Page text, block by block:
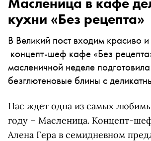
кухни «Без рецепта»
В Великий пост входим красиво
концепт-шеф кафе «Без
масленичной неделе подготовила
безглютеновые блины с
Нас ждет одна из самых
году – Масленица. Концепт-
Алена Гера в семидневном